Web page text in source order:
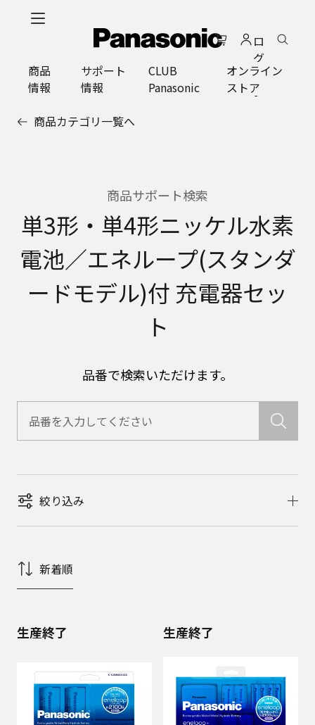
ロ
グ
イ
ン
商品
情報
サポート
情報
CLUB
Panasonic
オンライン
ストア
商品カテゴリ一覧へ
商品サポート検索
単3形・単4形ニッケル水素
電池／エネループ(スタンダ
ードモデル)付 充電器セッ
ト
品番で検索いただけます。
絞り込み
新着順
生産終了 生産終了